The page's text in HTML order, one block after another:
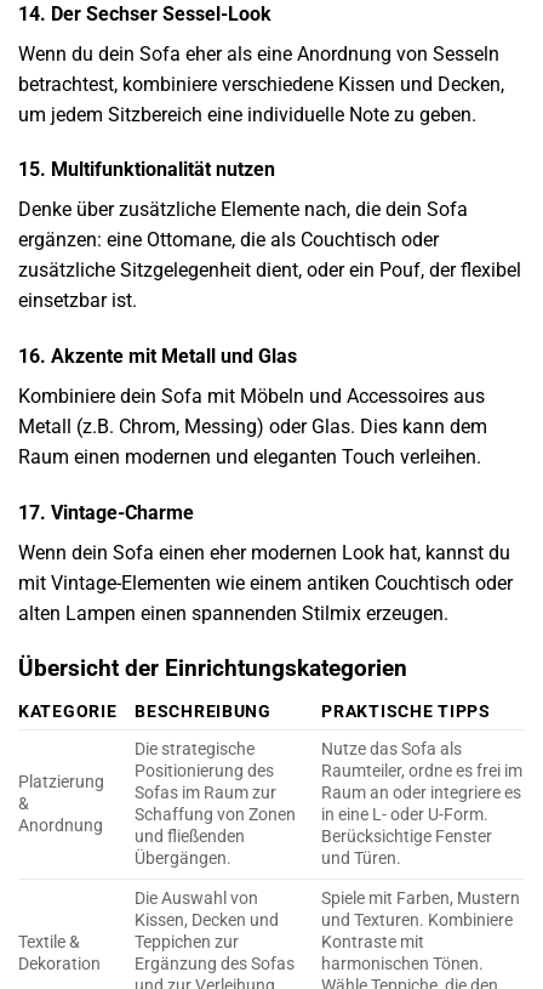
14. Der Sechser Sessel-Look
Wenn du dein Sofa eher als eine Anordnung von Sesseln
betrachtest, kombiniere verschiedene Kissen und Decken,
um jedem Sitzbereich eine individuelle Note zu geben.
15. Multifunktionalität nutzen
Denke über zusätzliche Elemente nach, die dein Sofa
ergänzen: eine Ottomane, die als Couchtisch oder
zusätzliche Sitzgelegenheit dient, oder ein Pouf, der flexibel
einsetzbar ist.
16. Akzente mit Metall und Glas
Kombiniere dein Sofa mit Möbeln und Accessoires aus
Metall (z.B. Chrom, Messing) oder Glas. Dies kann dem
Raum einen modernen und eleganten Touch verleihen.
17. Vintage-Charme
Wenn dein Sofa einen eher modernen Look hat, kannst du
mit Vintage-Elementen wie einem antiken Couchtisch oder
alten Lampen einen spannenden Stilmix erzeugen.
Übersicht der Einrichtungskategorien
KATEGORIE BESCHREIBUNG PRAKTISCHE TIPPS
Platzierung
&
Anordnung
Die strategische
Positionierung des
Sofas im Raum zur
Schaffung von Zonen
und fließenden
Übergängen.
Nutze das Sofa als
Raumteiler, ordne es frei im
Raum an oder integriere es
in eine L- oder U-Form.
Berücksichtige Fenster
und Türen.
Textile &
Dekoration
Die Auswahl von
Kissen, Decken und
Teppichen zur
Ergänzung des Sofas
Spiele mit Farben, Mustern
und Texturen. Kombiniere
Kontraste mit
harmonischen Tönen.